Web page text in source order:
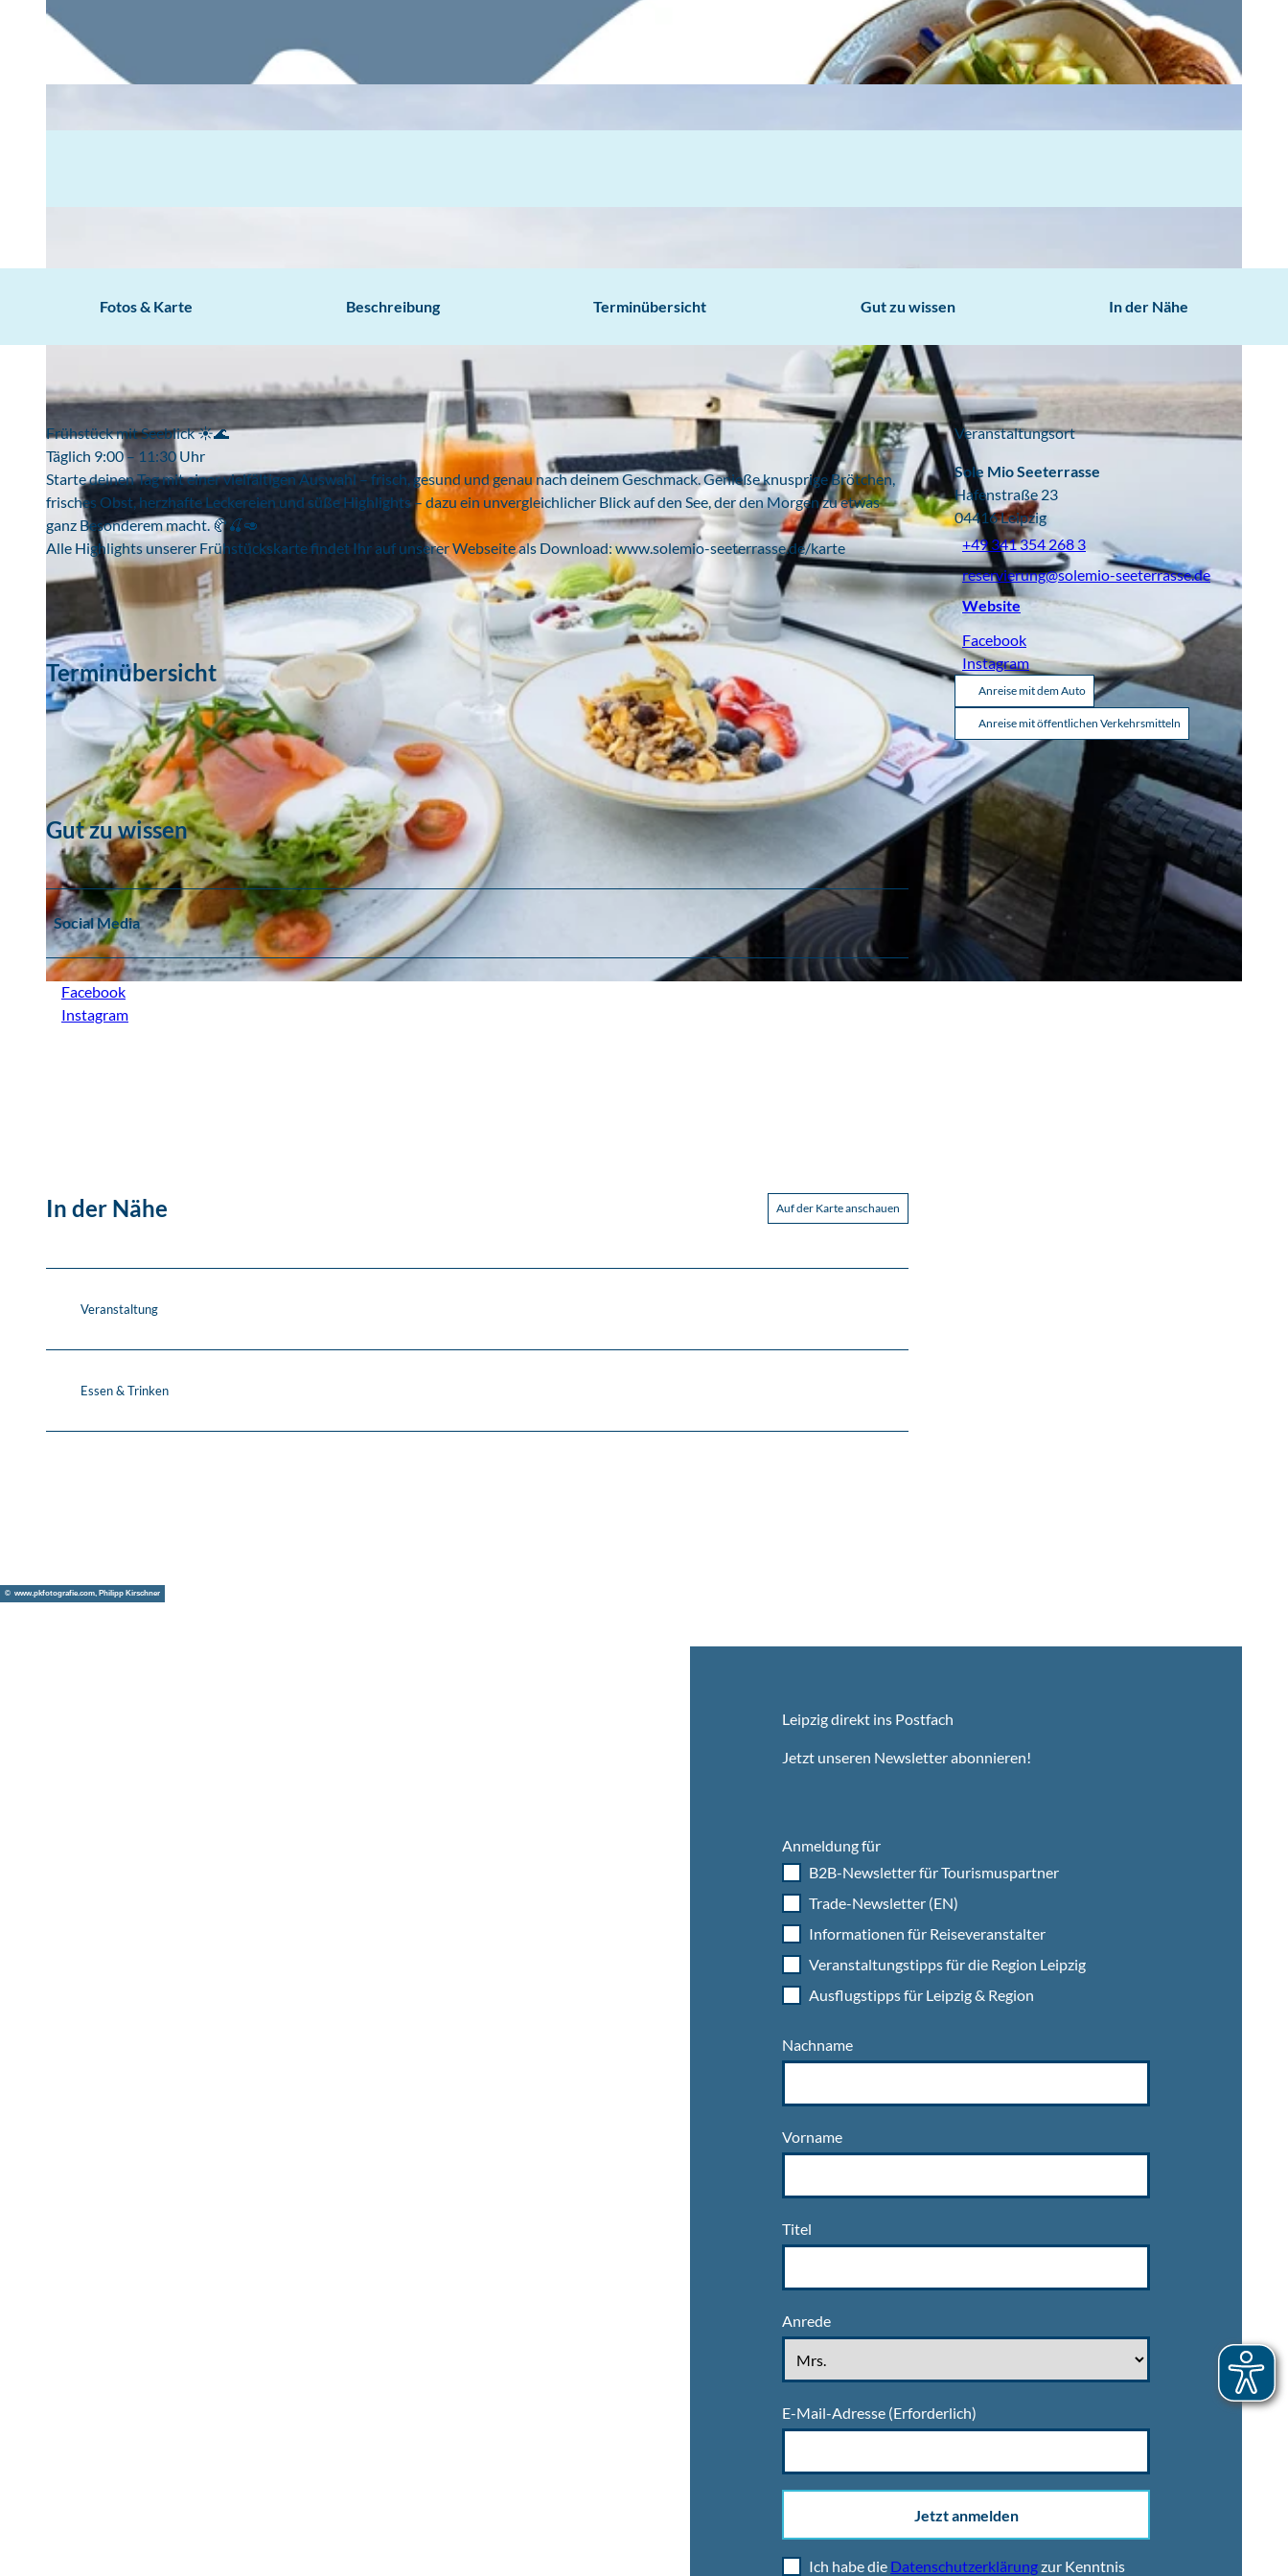
© Sole Mio
© bdxmedia
Fotos & Karte Beschreibung Terminübersicht Gut zu wissen In der Nähe
Frühstück mit Seeblick ☀️🌊
Täglich 9:00 – 11:30 Uhr
Starte deinen Tag mit einer vielfältigen Auswahl – frisch, gesund und genau nach deinem Geschmack. Genieße knusprige Brötchen,
frisches Obst, herzhafte Leckereien und süße Highlights – dazu ein unvergleichlicher Blick auf den See, der den Morgen zu etwas
ganz Besonderem macht. 🥐🍒🥑
Alle Highlights unserer Frühstückskarte findet Ihr auf unserer Webseite als Download: www.solemio-seeterrasse.de/karte
Terminübersicht
Gut zu wissen
Social Media
Facebook
Instagram
In der Nähe Auf der Karte anschauen
Veranstaltung
Essen & Trinken
Veranstaltungsort
Sole Mio Seeterrasse
Hafenstraße 23
04416Leipzig
+49 341 354 268 3
reservierung@solemio-seeterrasse.de
Website
Facebook
Instagram
Anreise mit dem Auto
Anreise mit öffentlichen Verkehrsmitteln
© www.pkfotografie.com, Philipp Kirschner
Leipzig direkt ins Postfach
Jetzt unseren Newsletter abonnieren!
Anmeldung für
B2B-Newsletter für Tourismuspartner
Trade-Newsletter (EN)
Informationen für Reiseveranstalter
Veranstaltungstipps für die Region Leipzig
Ausflugstipps für Leipzig & Region
Nachname
Vorname
Titel
Anrede
E-Mail-Adresse (Erforderlich)
Jetzt anmelden
Ich habe die Datenschutzerklärungzur Kenntnis